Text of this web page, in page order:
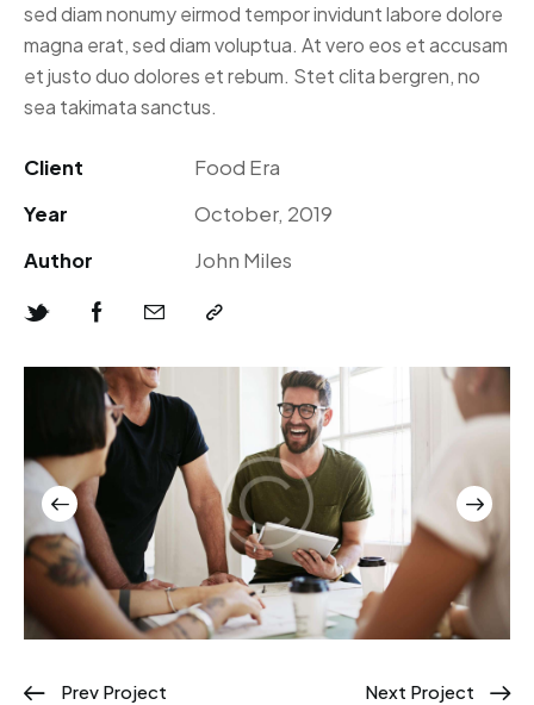
sed diam nonumy eirmod tempor invidunt labore dolore
magna erat, sed diam voluptua. At vero eos et accusam
et justo duo dolores et rebum. Stet clita bergren, no
sea takimata sanctus.
Client
Food Era
Year
October, 2019
Author
John Miles
Prev Project Next Project